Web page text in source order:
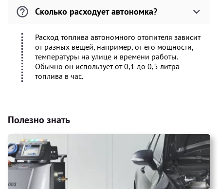
Сколько расходует автономка?
Расход топлива автономного отопителя зависит
от разных вещей, например, от его мощности,
температуры на улице и времени работы.
Обычно он использует от 0,1 до 0,5 литра
топлива в час.
Полезно знать